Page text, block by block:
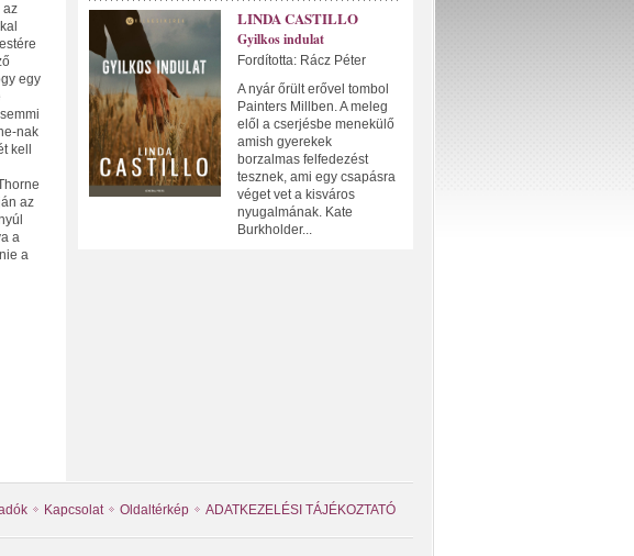
az
egy
nak
kell
az
a
a
LINDA CASTILLO
Gyilkos indulat
Fordította: Rácz Péter
A nyár őrült erővel tombol
Painters Millben. A meleg
elől a cserjésbe menekülő
amish gyerekek
borzalmas felfedezést
tesznek, ami egy csapásra
véget vet a kisváros
nyugalmának. Kate
Burkholder...
Kapcsolat Oldaltérkép ADATKEZELÉSI TÁJÉKOZTATÓ